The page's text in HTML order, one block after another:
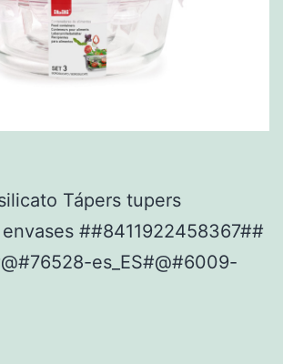
Tápers tupers
##8411922458367##
es_ES#@#6009-